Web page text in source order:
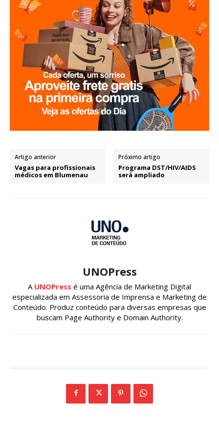
Artigo anterior
Vagas para profissionais
médicos em Blumenau
Próximo artigo
Programa DST/HIV/AIDS
será ampliado
UNOPress
A UNOPress é uma Agência de Marketing Digital
especializada em Assessoria de Imprensa e Marketing de
Conteúdo. Produz conteúdo para diversas empresas que
buscam Page Authority e Domain Authority.